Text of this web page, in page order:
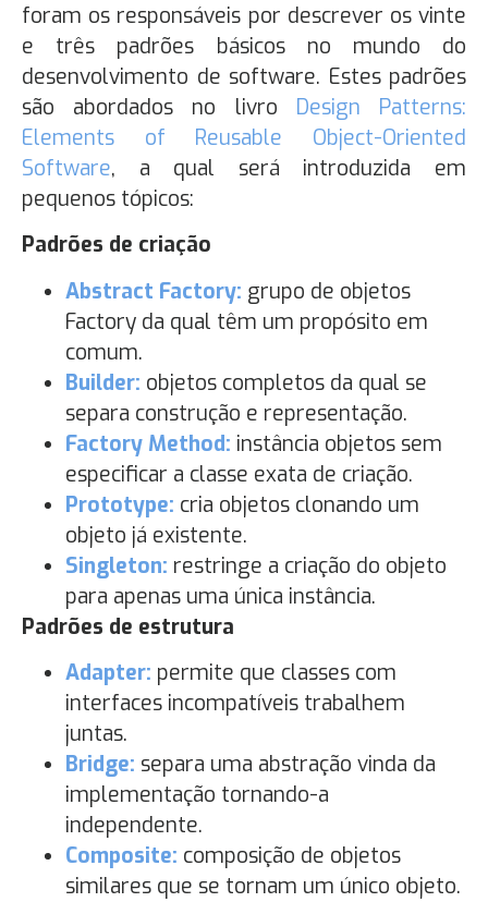
foram os responsáveis por descrever os vinte
e três padrões básicos no mundo do
desenvolvimento de software. Estes padrões
são abordados no livro Design Patterns:
Elements of Reusable Object-Oriented
Software, a qual será introduzida em
pequenos tópicos:
Padrões de criação
Abstract Factory: grupo de objetos
Factory da qual têm um propósito em
comum.
Builder: objetos completos da qual se
separa construção e representação.
Factory Method: instância objetos sem
especificar a classe exata de criação.
Prototype: cria objetos clonando um
objeto já existente.
Singleton: restringe a criação do objeto
para apenas uma única instância.
Padrões de estrutura
Adapter: permite que classes com
interfaces incompatíveis trabalhem
juntas.
Bridge: separa uma abstração vinda da
implementação tornando-a
independente.
Composite: composição de objetos
similares que se tornam um único objeto.